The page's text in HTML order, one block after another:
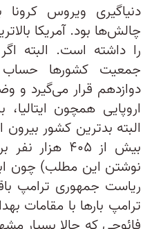
دنیاگیری ویروس
چالش‌ها بود. آمریکا
را داشته است. البته
جمعیت کشورها حساب
دوازدهم قرار می‌گیرد و
اروپایی همچون ایتالیا،
البته بدترین کشور
بیش از ۴۰۵
نوشتن این مطلب)‌ چون
ریاست‌ جمهوری ترامپ
ترامپ بارها با مقامات